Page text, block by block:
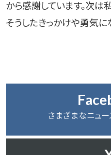
から感謝しています。次は
そうしたきっかけや勇気に
さまざまなニュ